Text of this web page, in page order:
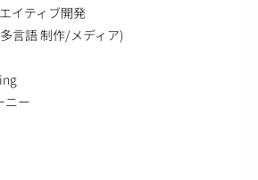
イティブ開発
言語 制作/メディア)
ニー